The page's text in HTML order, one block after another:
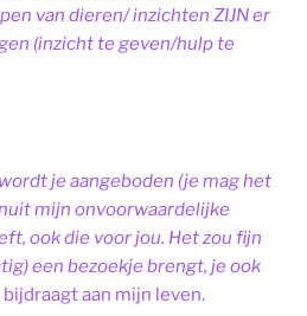
van dieren/ inzichten ZIJN er
(inzicht te geven/hulp te
je aangeboden (je mag het
mijn onvoorwaardelijke
ook die voor jou. Het zou fijn
een bezoekje brengt, je ook
bijdraagt aan mijn leven.